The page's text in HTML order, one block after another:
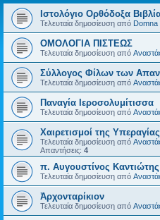
Ιστολόγιο Ορθόδοξα
Τελευταία δημοσίευση από Domna
ΟΜΟΛΟΓΙΑ ΠΙΣΤΕΩΣ
Τελευταία δημοσίευση από
Σύλλογος Φίλων των
Τελευταία δημοσίευση από
Παναγία Ιεροσολυμίτισσα
Τελευταία δημοσίευση από
Χαιρετισμοί της
Τελευταία δημοσίευση από
Απαντήσεις: 4
π. Αυγουστίνος Καντιώτης
Τελευταία δημοσίευση από
Ἀρχονταρίκιον
Τελευταία δημοσίευση από